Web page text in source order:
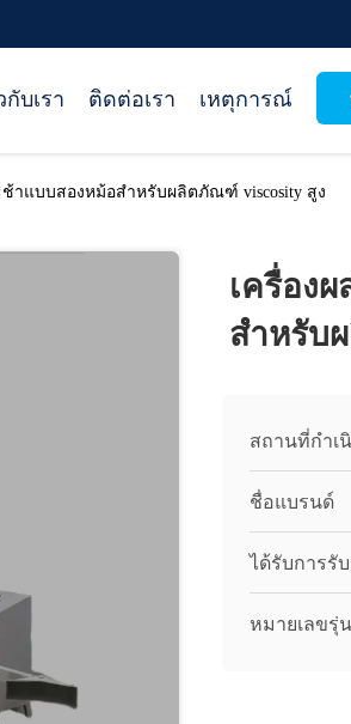
กับเรา ติดต่อเรา เหตุการณ์
ช้าแบบสองหม้อสําหรับผลิตภัณฑ์ viscosity สูง
เครื่อง
สําหรับ
สถานที่กำเ
ชื่อแบรนด์
ได้รับการรั
หมายเลขรุ่น